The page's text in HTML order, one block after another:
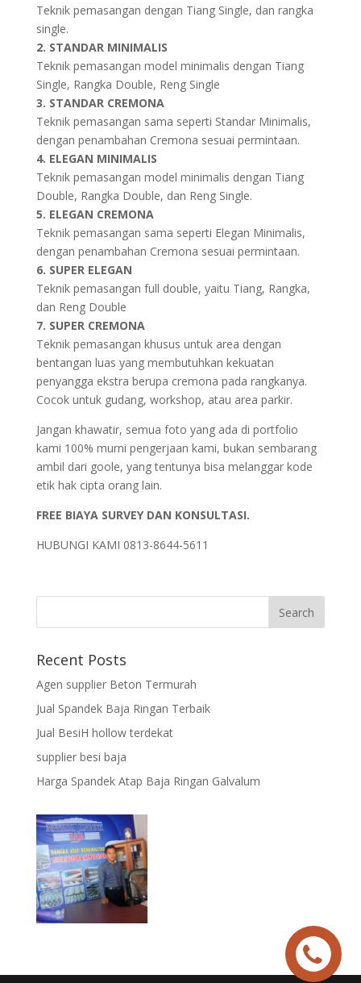
Teknik pemasangan dengan Tiang Single, dan rangka
single.
2. STANDAR MINIMALIS
Teknik pemasangan model minimalis dengan Tiang
Single, Rangka Double, Reng Single
3. STANDAR CREMONA
Teknik pemasangan sama seperti Standar Minimalis,
dengan penambahan Cremona sesuai permintaan.
4. ELEGAN MINIMALIS
Teknik pemasangan model minimalis dengan Tiang
Double, Rangka Double, dan Reng Single.
5. ELEGAN CREMONA
Teknik pemasangan sama seperti Elegan Minimalis,
dengan penambahan Cremona sesuai permintaan.
6. SUPER ELEGAN
Teknik pemasangan full double, yaitu Tiang, Rangka,
dan Reng Double
7. SUPER CREMONA
Teknik pemasangan khusus untuk area dengan
bentangan luas yang membutuhkan kekuatan
penyangga ekstra berupa cremona pada rangkanya.
Cocok untuk gudang, workshop, atau area parkir.
Jangan khawatir, semua foto yang ada di portfolio
kami 100% murni pengerjaan kami, bukan sembarang
ambil dari goole, yang tentunya bisa melanggar kode
etik hak cipta orang lain.
FREE BIAYA SURVEY DAN KONSULTASI.
HUBUNGI KAMI 0813-8644-5611
Recent Posts
Agen supplier Beton Termurah
Jual Spandek Baja Ringan Terbaik
Jual BesiH hollow terdekat
supplier besi baja
Harga Spandek Atap Baja Ringan Galvalum